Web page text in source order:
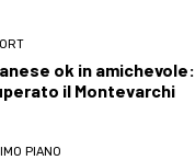
ok in amichevole:
il Montevarchi
PIANO